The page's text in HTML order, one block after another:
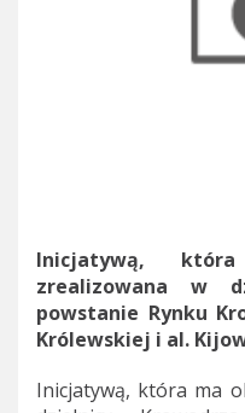
Inicjatywą,
zrealizowana w
powstanie Rynku
Królewskiej i al.
Inicjatywą, która ma